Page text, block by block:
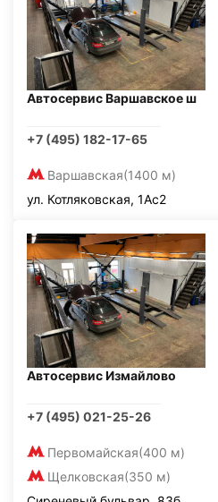
Автосервис Варшавское ш
+7 (495) 182-17-65
Варшавская(1400 м)
ул. Котляковская, 1Ас2
Автосервис Измайлово
+7 (495) 021-25-26
Первомайская(400 м)
Щелковская(350 м)